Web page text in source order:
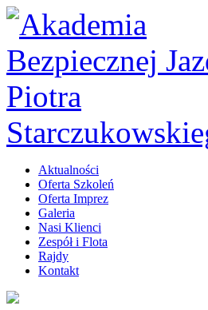
Aktualności
Oferta Szkoleń
Oferta Imprez
Galeria
Nasi Klienci
Zespół i Flota
Rajdy
Kontakt